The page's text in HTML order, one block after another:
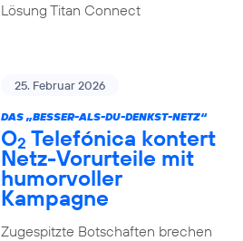
Lösung Titan Connect
25. Februar 2026
DAS „BESSER-ALS-DU-DENKST-NETZ“
O2 Telefónica kontert
Netz-Vorurteile mit
humorvoller
Kampagne
Zugespitzte Botschaften brechen